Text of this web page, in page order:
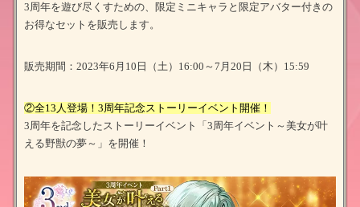
3周年を遊び尽くすための、限定ミニキャラと限定アバター付きの
お得なセットを販売します。
販売期間：2023年6月10日（土）16:00～7月20日（木）15:59
②全13人登場！3周年記念ストーリーイベント開催！
3周年を記念したストーリーイベント「3周年イベント～美女が叶
える野獣の夢～」を開催！